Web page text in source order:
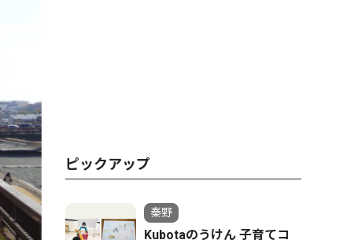
ピックアップ
秦野
Kubotaのうけん 子育てコ